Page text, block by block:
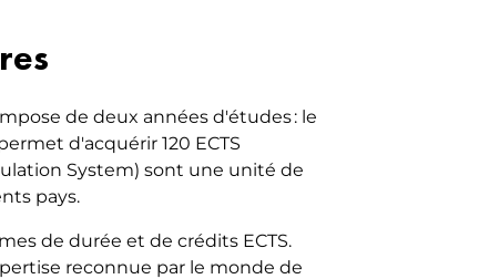
de deux années d'études : le
d'acquérir 120 ECTS
System) sont une unité de
pays.
de durée et de crédits ECTS.
reconnue par le monde de